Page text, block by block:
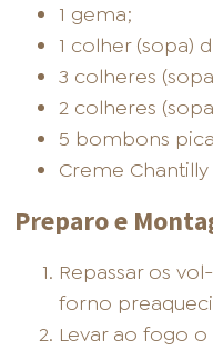
1 gema;
1 colher (sopa)
3 colheres
2 colheres
5 bombons
Creme
Preparo e
Repassar os
forno
Levar ao fogo